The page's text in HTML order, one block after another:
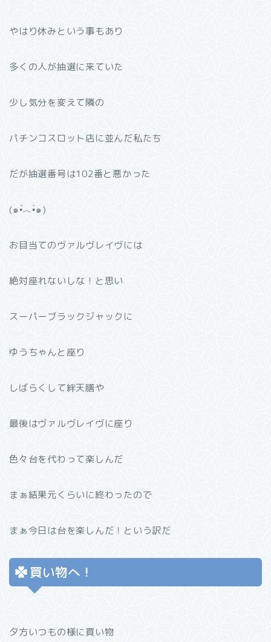
やはり休みという事もあり
多くの人が抽選に来ていた
少し気分を変えて隣の
パチンコスロット店に並んだ私たち
だが抽選番号は102番と悪かった
(๑•́︿•̀๑)
お目当てのヴァルヴレイヴには
絶対座れないしな！と思い
スーパーブラックジャックに
ゆうちゃんと座り
しばらくして絆天膳や
最後はヴァルヴレイヴに座り
色々台を代わって楽しんだ
まぁ結果元くらいに終わったので
まぁ今日は台を楽しんだ！という訳だ
買い物へ！
夕方いつもの様に買い物